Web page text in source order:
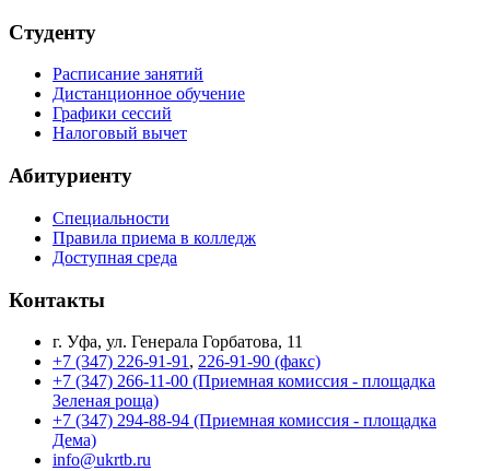
Студенту
Расписание занятий
Дистанционное обучение
Графики сессий
Налоговый вычет
Абитуриенту
Специальности
Правила приема в колледж
Доступная среда
Контакты
г. Уфа, ул. Генерала Горбатова, 11
+7 (347) 226-91-91 , 226-91-90 (факс)
+7 (347) 266-11-00 (Приемная комиссия - площадка
Зеленая роща)
+7 (347) 294-88-94 (Приемная комиссия - площадка
Дема)
info@ukrtb.ru